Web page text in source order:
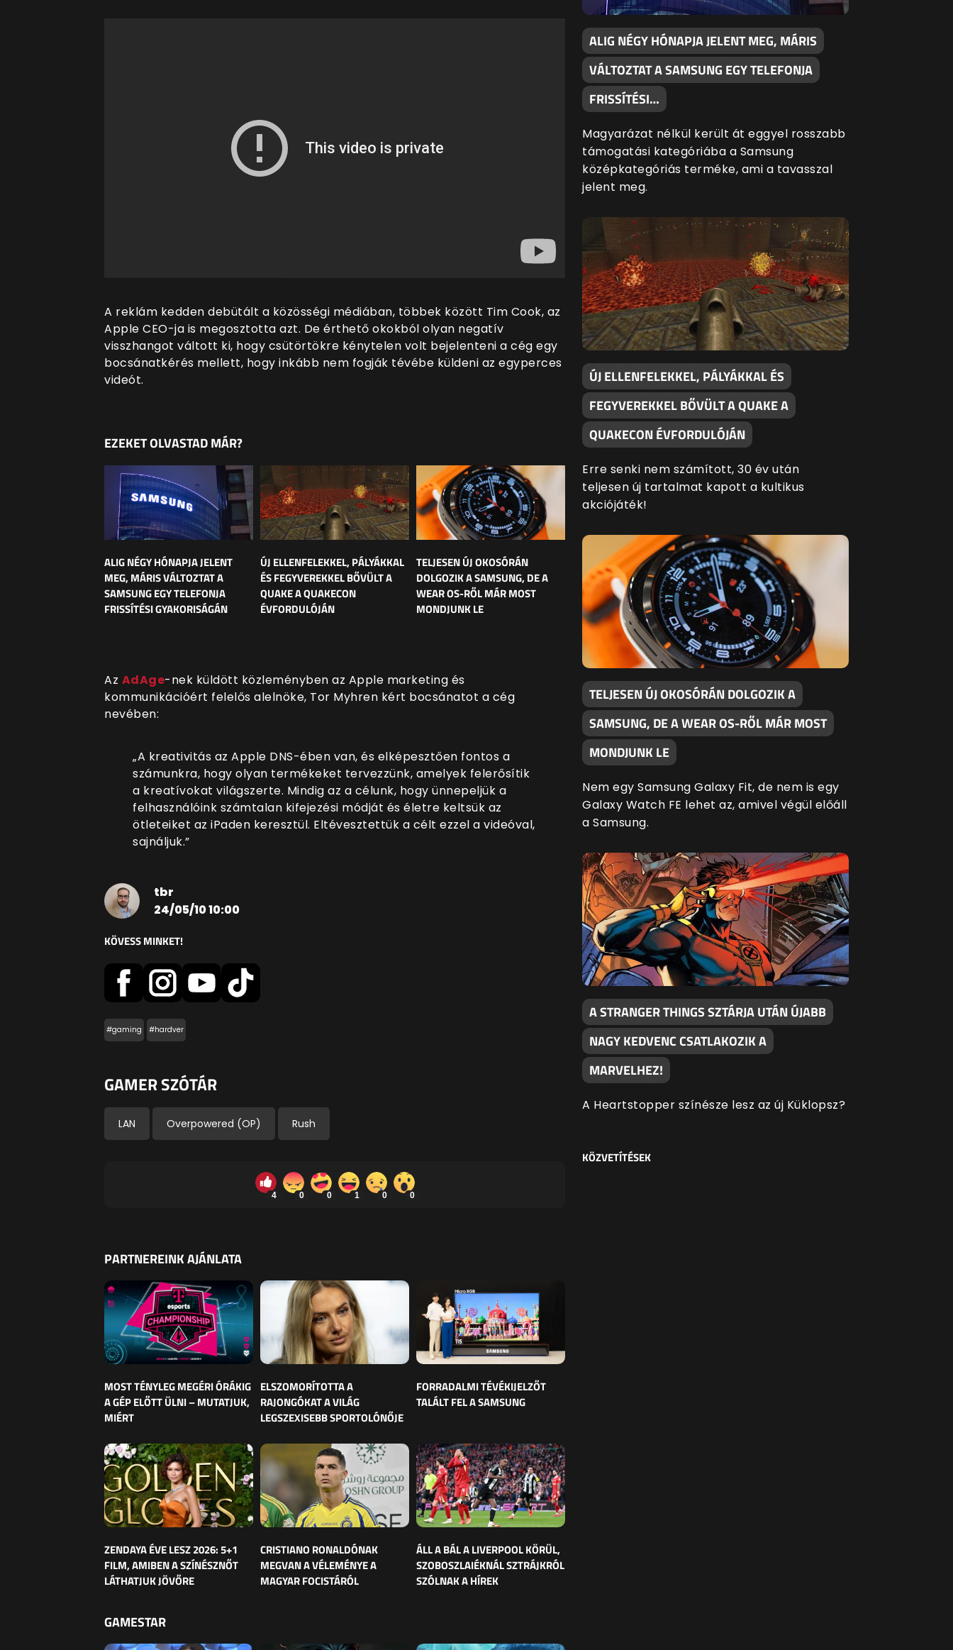
A reklám kedden debütált a közösségi médiában, többek között Tim Cook, az
Apple CEO-ja is megosztotta azt. De érthető okokból olyan negatív
visszhangot váltott ki, hogy csütörtökre kénytelen volt bejelenteni a cég egy
bocsánatkérés mellett, hogy inkább nem fogják tévébe küldeni az egyperces
videót.
EZEKET OLVASTAD MÁR?
ALIG NÉGY HÓNAPJA JELENT
MEG, MÁRIS VÁLTOZTAT A
SAMSUNG EGY TELEFONJA
FRISSÍTÉSI GYAKORISÁGÁN
ÚJ ELLENFELEKKEL, PÁLYÁKKAL
ÉS FEGYVEREKKEL BŐVÜLT A
QUAKE A QUAKECON
ÉVFORDULÓJÁN
TELJESEN ÚJ OKOSÓRÁN
DOLGOZIK A SAMSUNG, DE A
WEAR OS-RŐL MÁR MOST
MONDJUNK LE
Az AdAge-nek küldött közleményben az Apple marketing és
kommunikációért felelős alelnöke, Tor Myhren kért bocsánatot a cég
nevében:
„A kreativitás az Apple DNS-ében van, és elképesztően fontos a
számunkra, hogy olyan termékeket tervezzünk, amelyek felerősítik
a kreatívokat világszerte. Mindig az a célunk, hogy ünnepeljük a
felhasználóink számtalan kifejezési módját és életre keltsük az
ötleteiket az iPaden keresztül. Eltévesztettük a célt ezzel a videóval,
sajnáljuk.”
tbr
24/05/10 10:00
KÖVESS MINKET!
#gaming #hardver
GAMER SZÓTÁR
LAN Overpowered (OP) Rush
4 0 0 1 0 0
PARTNEREINK AJÁNLATA
MOST TÉNYLEG MEGÉRI ÓRÁKIG
A GÉP ELŐTT ÜLNI – MUTATJUK,
MIÉRT
ELSZOMORÍTOTTA A
RAJONGÓKAT A VILÁG
LEGSZEXISEBB SPORTOLÓNŐJE
FORRADALMI TÉVÉKIJELZŐT
TALÁLT FEL A SAMSUNG
ZENDAYA ÉVE LESZ 2026: 5+1
FILM, AMIBEN A SZÍNÉSZNŐT
LÁTHATJUK JÖVŐRE
CRISTIANO RONALDÓNAK
MEGVAN A VÉLEMÉNYE A
MAGYAR FOCISTÁRÓL
ÁLL A BÁL A LIVERPOOL KÖRÜL,
SZOBOSZLAIÉKNÁL SZTRÁJKRÓL
SZÓLNAK A HÍREK
GAMESTAR
ALIG NÉGY HÓNAPJA JELENT MEG, MÁRIS
VÁLTOZTAT A SAMSUNG EGY TELEFONJA
FRISSÍTÉSI…
Magyarázat nélkül került át eggyel rosszabb
támogatási kategóriába a Samsung
középkategóriás terméke, ami a tavasszal
jelent meg.
ÚJ ELLENFELEKKEL, PÁLYÁKKAL ÉS
FEGYVEREKKEL BŐVÜLT A QUAKE A
QUAKECON ÉVFORDULÓJÁN
Erre senki nem számított, 30 év után
teljesen új tartalmat kapott a kultikus
akciójáték!
TELJESEN ÚJ OKOSÓRÁN DOLGOZIK A
SAMSUNG, DE A WEAR OS-RŐL MÁR MOST
MONDJUNK LE
Nem egy Samsung Galaxy Fit, de nem is egy
Galaxy Watch FE lehet az, amivel végül előáll
a Samsung.
A STRANGER THINGS SZTÁRJA UTÁN ÚJABB
NAGY KEDVENC CSATLAKOZIK A
MARVELHEZ!
A Heartstopper színésze lesz az új Küklopsz?
KÖZVETÍTÉSEK